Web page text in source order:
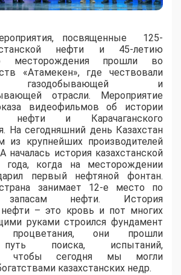
посвященные 125-
нефти и 45-летию
месторождения прошли во
«Атамекен», где чествовали
газодобывающей и
отрасли. Мероприятие
видеофильмов об истории
нефти и Карачаганского
На сегодняшний день Казахстан
из крупнейших производителей
началась история казахстанской
когда на месторождении
первый нефтяной фонтан.
занимает 12-е место по
запасам нефти. История
нефти – это кровь и пот многих
руками строился фундамент
процветания, они прошли
поиска, испытаний,
чтобы сегодня мы могли
казахстанских недр.